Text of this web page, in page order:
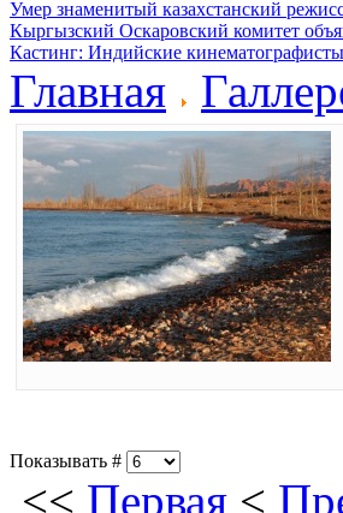
Умер знаменитый казахстанский
Кыргызский Оскаровский комитет
Кастинг: Индийские
Главная
Показывать #
<< Первая <